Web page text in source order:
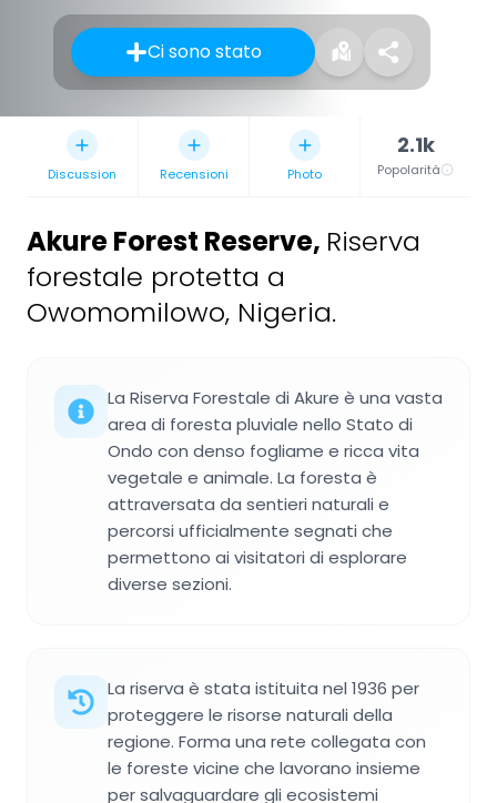
Ci sono stato
Discussion Recensioni Photo
2.1k
Popolarità
Akure Forest Reserve, Riserva
forestale protetta a
Owomomilowo, Nigeria.
La Riserva Forestale di Akure è una vasta
area di foresta pluviale nello Stato di
Ondo con denso fogliame e ricca vita
vegetale e animale. La foresta è
attraversata da sentieri naturali e
percorsi ufficialmente segnati che
permettono ai visitatori di esplorare
diverse sezioni.
La riserva è stata istituita nel 1936 per
proteggere le risorse naturali della
regione. Forma una rete collegata con
le foreste vicine che lavorano insieme
per salvaguardare gli ecosistemi